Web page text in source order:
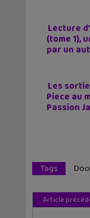
Lecture
(tome 1),
par un
Les
Piece au
Passion
Tags
Article